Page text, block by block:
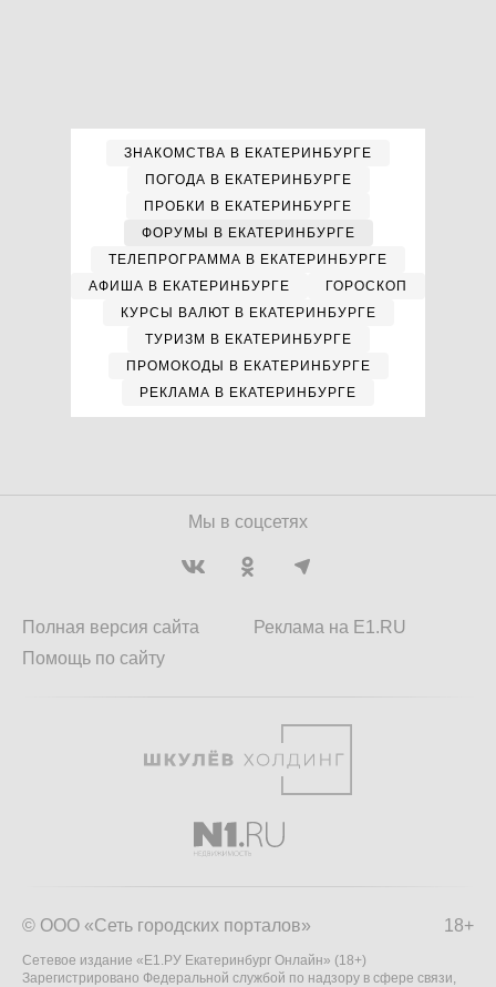
ЗНАКОМСТВА В ЕКАТЕРИНБУРГЕ
ПОГОДА В ЕКАТЕРИНБУРГЕ
ПРОБКИ В ЕКАТЕРИНБУРГЕ
ФОРУМЫ В ЕКАТЕРИНБУРГЕ
ТЕЛЕПРОГРАММА В ЕКАТЕРИНБУРГЕ
АФИША В ЕКАТЕРИНБУРГЕ
ГОРОСКОП
КУРСЫ ВАЛЮТ В ЕКАТЕРИНБУРГЕ
ТУРИЗМ В ЕКАТЕРИНБУРГЕ
ПРОМОКОДЫ В ЕКАТЕРИНБУРГЕ
РЕКЛАМА В ЕКАТЕРИНБУРГЕ
Мы в соцсетях
Полная версия сайта
Помощь по сайту
Реклама на E1.RU
18+
© ООО «Сеть городских порталов»
Сетевое издание «Е1.РУ Екатеринбург Онлайн» (18+)
Зарегистрировано Федеральной службой по надзору в сфере связи,